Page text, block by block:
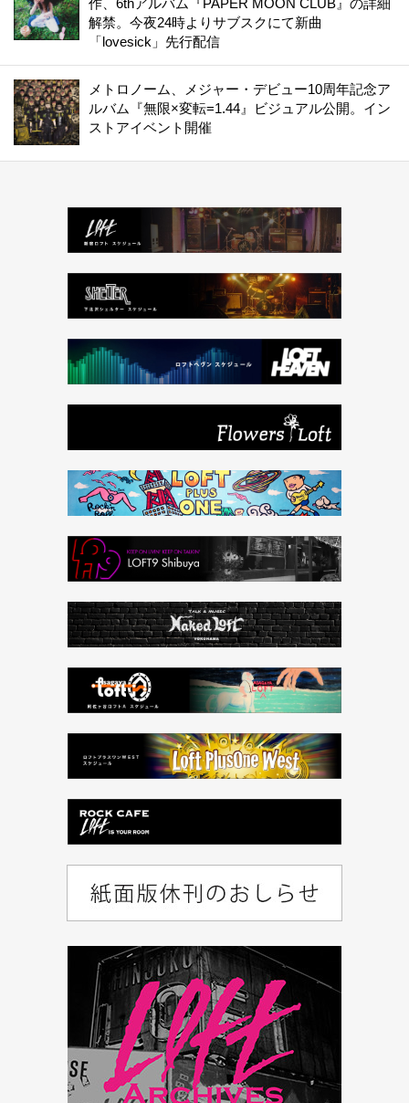
作、6thアルバム『PAPER MOON CLUB』の詳細
解禁。今夜24時よりサブスクにて新曲
「lovesick」先行配信
メトロノーム、メジャー・デビュー10周年記念ア
ルバム『無限×変転=1.44』ビジュアル公開。イン
ストアイベント開催